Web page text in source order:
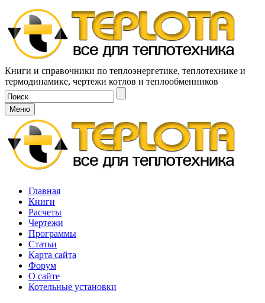
Книги и справочники по теплоэнергетике, теплотехнике и
термодинамике, чертежи котлов и теплообменников
Меню
Главная
Книги
Расчеты
Чертежи
Программы
Статьи
Карта сайта
Форум
О сайте
Котельные установки